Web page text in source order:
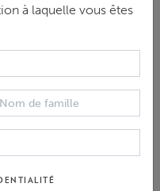
peuvent être
autre langue des
en anglais.
en l'envoyant par la
au MRI, ou en
à laquelle vous êtes